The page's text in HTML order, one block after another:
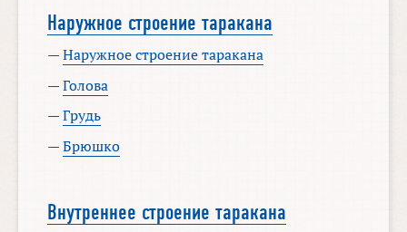
Наружное строение таракана
—Наружное строение таракана
—Голова
—Грудь
—Брюшко
Внутреннее строение таракана